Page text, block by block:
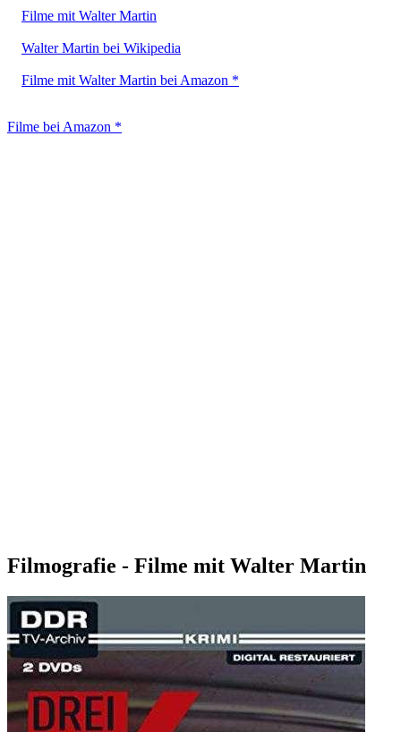
Filme mit Walter Martin
Walter Martin bei Wikipedia
Filme mit Walter Martin bei Amazon *
Filme bei Amazon *
Filmografie - Filme mit Walter Martin